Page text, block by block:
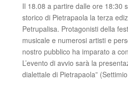
Il 18.08 a partire dalle ore 18:30
storico di Pietrapaola la terza
Petrupalisa. Protagonisti della
musicale e numerosi artisti e
nostro pubblico ha imparato a
L’evento di avvio sarà la
dialettale di Pietrapaola”